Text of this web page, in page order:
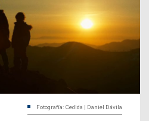
Fotografía: Cedida | Daniel Dávila